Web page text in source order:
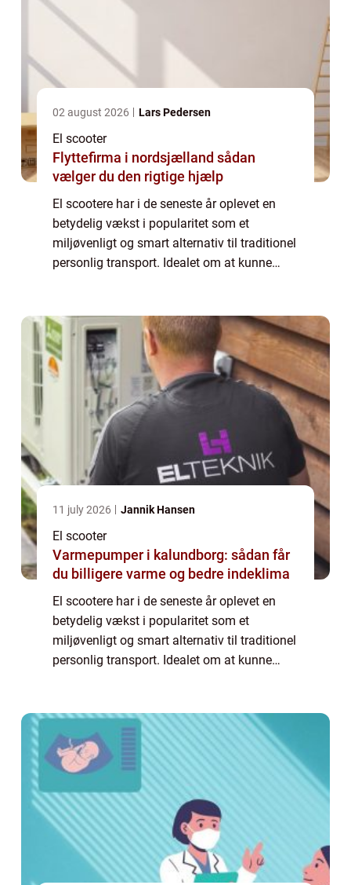
02 august 2026 Lars Pedersen
El scooter
Flyttefirma i nordsjælland sådan
vælger du den rigtige hjælp
El scootere har i de seneste år oplevet en
betydelig vækst i popularitet som et
miljøvenligt og smart alternativ til traditionel
personlig transport. Idealet om at kunne
11 july 2026 Jannik Hansen
El scooter
Varmepumper i kalundborg: sådan får
du billigere varme og bedre indeklima
El scootere har i de seneste år oplevet en
betydelig vækst i popularitet som et
miljøvenligt og smart alternativ til traditionel
personlig transport. Idealet om at kunne